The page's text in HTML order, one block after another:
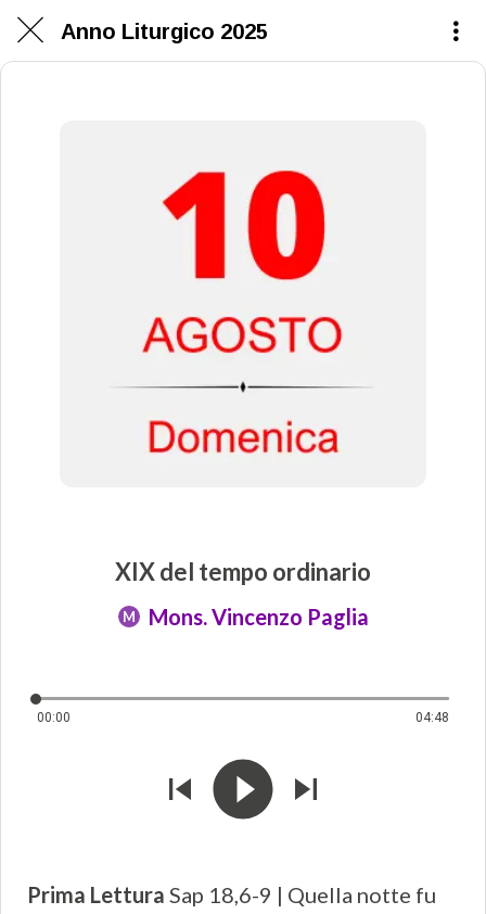
Anno Liturgico 2025
XIX del tempo ordinario
M Mons. Vincenzo Paglia
00:00 04:48
Prima Lettura Sap 18,6-9 | Quella notte fu